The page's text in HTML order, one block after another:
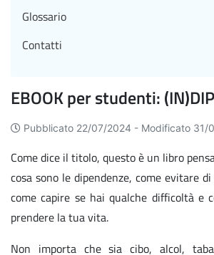
EBOOK per studenti:
Pubblicato 22/07/2024 - Modificato 31/
Come dice il titolo, questo è un libro
cosa sono le dipendenze, come evitare
come capire se hai qualche difficoltà e
prendere la tua vita.
Non importa che sia cibo, alcol,
Glossario
Contatti